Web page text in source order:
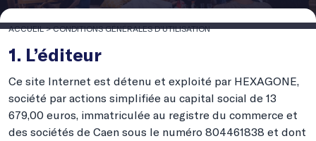
ACCUEIL>CONDITIONS GÉNÉRALES D’UTILISATION
1. L’éditeur
Ce site Internet est détenu et exploité par HEXAGONE,
société par actions simplifiée au capital social de 13
679,00 euros, immatriculée au registre du commerce et
des sociétés de Caen sous le numéro 804461838 et dont